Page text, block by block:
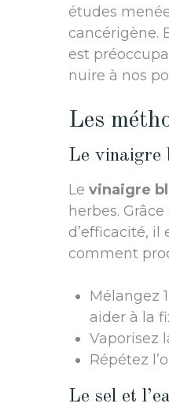
études
cancérigène.
est
nuire à nos
Les
Le vinaigre
Le vinaigre
herbes.
d’efficacité, il
comment
Mélangez
aider à la
Vaporisez
Répétez
Le sel et